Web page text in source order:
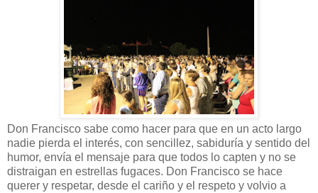
Don Francisco sabe como hacer para que en un acto largo
nadie pierda el interés, con sencillez, sabiduría y sentido del
humor, envía el mensaje para que todos lo capten y no se
distraigan en estrellas fugaces. Don Francisco se hace
querer y respetar, desde el cariño y el respeto y volvio a